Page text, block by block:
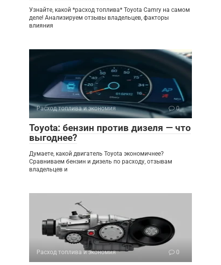
Узнайте, какой *расход топлива* Toyota Camry на самом
деле! Анализируем отзывы владельцев, факторы
влияния
Расход топлива и экономия 0
Toyota: бензин против дизеля — что
выгоднее?
Думаете, какой двигатель Toyota экономичнее?
Сравниваем бензин и дизель по расходу, отзывам
владельцев и
Расход топлива и экономия 0